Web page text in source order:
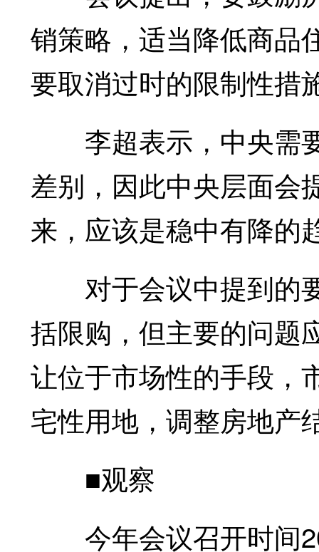
销策略，适当降低商品
要取消过时的限制性措
李超表示，中央需
差别，因此中央层面会
来，应该是稳中有降的
对于会议中提到的
括限购，但主要的问题
让位于市场性的手段，
宅性用地，调整房地产
■观察
今年会议召开时间